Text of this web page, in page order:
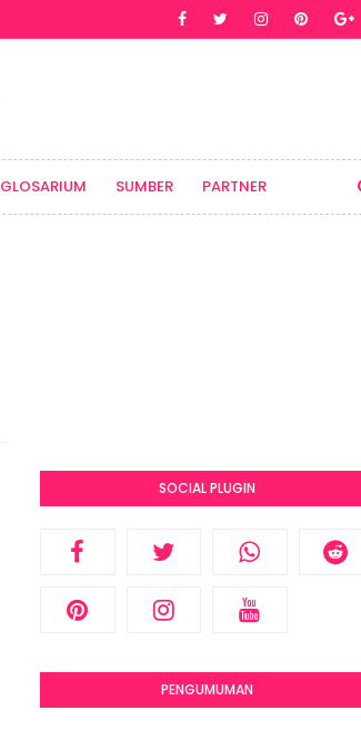
GLOSARIUM SUMBER PARTNER
SOCIAL PLUGIN
PENGUMUMAN